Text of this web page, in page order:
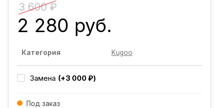
3 600 ₽
2 280 руб.
Категория Kugoo
Замена (+3 000 ₽)
Под заказ